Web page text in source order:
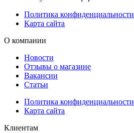
Политика конфиденциальности
Карта сайта
О компании
Новости
Отзывы о магазине
Вакансии
Статьи
Политика конфиденциальности
Карта сайта
Клиентам